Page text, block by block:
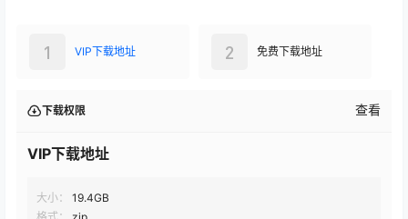
VIP下载地址
1 免费下载地址
2
下载权限 查看
VIP下载地址
大小：
19.4GB